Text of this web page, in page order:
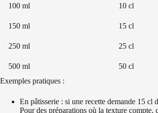
100 ml 10 cl
150 ml 15 cl
250 ml 25 cl
500 ml 50 cl
Exemples pratiques :
En pâtisserie : si une recette demande 15
Pour des préparations où la texture compte,